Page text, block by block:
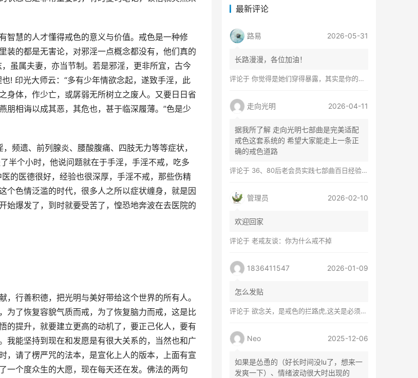
智慧的人才懂得戒色的意义与价值。戒色是一种修
装的都是无害论，对邪淫一点概念都没有，他们真的
虽属夫妻，亦当节制。若是邪淫，更非所宜，古今
! 印光大师云：“多有少年情欲念起，遂致手淫，此
身体，作少亡，或孱弱无所树立之废人。又要日日省
朋相诲以成其恶，其危也，甚于临深履薄。”色是少
频遗、前列腺炎、腰酸腹痛、四肢无力等等症状，
半个小时，他说问题就在于手淫，手淫不戒，吃多
的医德很好，经验也很深厚，手淫不戒，那些伤精
个色情泛滥的时代，很多人之所以症状缠身，就是因
始爆发了，到时就要受苦了，惶恐地奔波在去医院的
行善积德，把光明与美好带给这个世界的所有人。
为了恢复容貌气质而戒，为了恢复脑力而戒，这是比
的提升，就要建立更高的动机了，要正己化人，要有
我能坚持到现在和发愿是有很大关系的，当然也和广
，请了楞严咒的法本，是宣化上人的版本，上面有宣
一个度众生的大愿，现在每天还在发。佛法的两句
最新评论
路易 2026-05-31
长路漫漫，各位加油！
评论于 你觉得是她们穿得暴露，其实是你的心在着火
走向光明 2026-04-11
据我所了解 走向光明七部曲是完美适配
戒色这套系统的 希望大家能走上一条正
确的戒色道路
评论于 36、80后老会员实践七部曲百日经验谈兼苦口忠言
管理员 2026-02-10
欢迎回家
评论于 老戒友谈：你为什么戒不掉
1836411547 2026-01-09
怎么发贴
评论于 欲念关，是戒色的拦路虎,这关是必须过的
Neo 2025-12-06
如果是怂恿的（好长时间没lu了，想来一
发爽一下）、情绪波动很大时出现的